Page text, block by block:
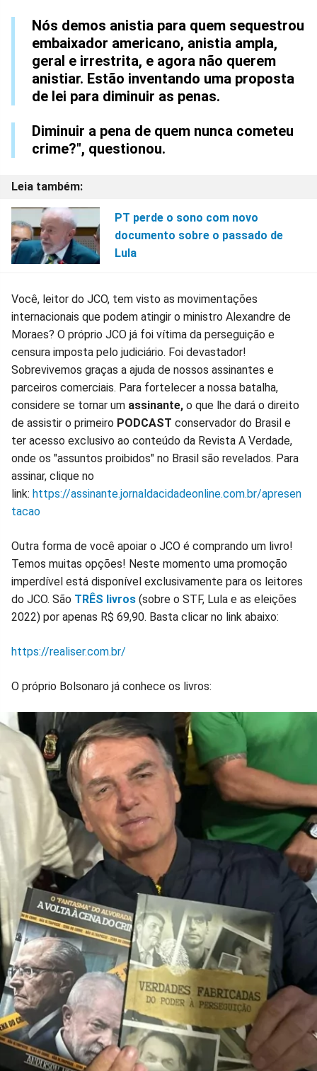
Nós demos anistia para quem sequestrou
embaixador americano, anistia ampla,
geral e irrestrita, e agora não querem
anistiar. Estão inventando uma proposta
de lei para diminuir as penas.
Diminuir a pena de quem nunca cometeu
crime?", questionou.
PT perde o sono com novo
documento sobre o passado de
Lula
Você, leitor do JCO, tem visto as movimentações
internacionais que podem atingir o ministro Alexandre de
Moraes? O próprio JCO já foi vítima da perseguição e
censura imposta pelo judiciário. Foi devastador!
Sobrevivemos graças a ajuda de nossos assinantes e
parceiros comerciais. Para fortelecer a nossa batalha,
considere se tornar um assinante, o que lhe dará o direito
de assistir o primeiro PODCAST conservador do Brasil e
ter acesso exclusivo ao conteúdo da Revista A Verdade,
onde os "assuntos proibidos" no Brasil são revelados. Para
assinar, clique no
link: https://assinante.jornaldacidadeonline.com.br/apresen
tacao
Outra forma de você apoiar o JCO é comprando um livro!
Temos muitas opções! Neste momento uma promoção
imperdível está disponível exclusivamente para os leitores
do JCO. São TRÊS livros (sobre o STF, Lula e as eleições
2022) por apenas R$ 69,90. Basta clicar no link abaixo:
https://realiser.com.br/
O próprio Bolsonaro já conhece os livros: